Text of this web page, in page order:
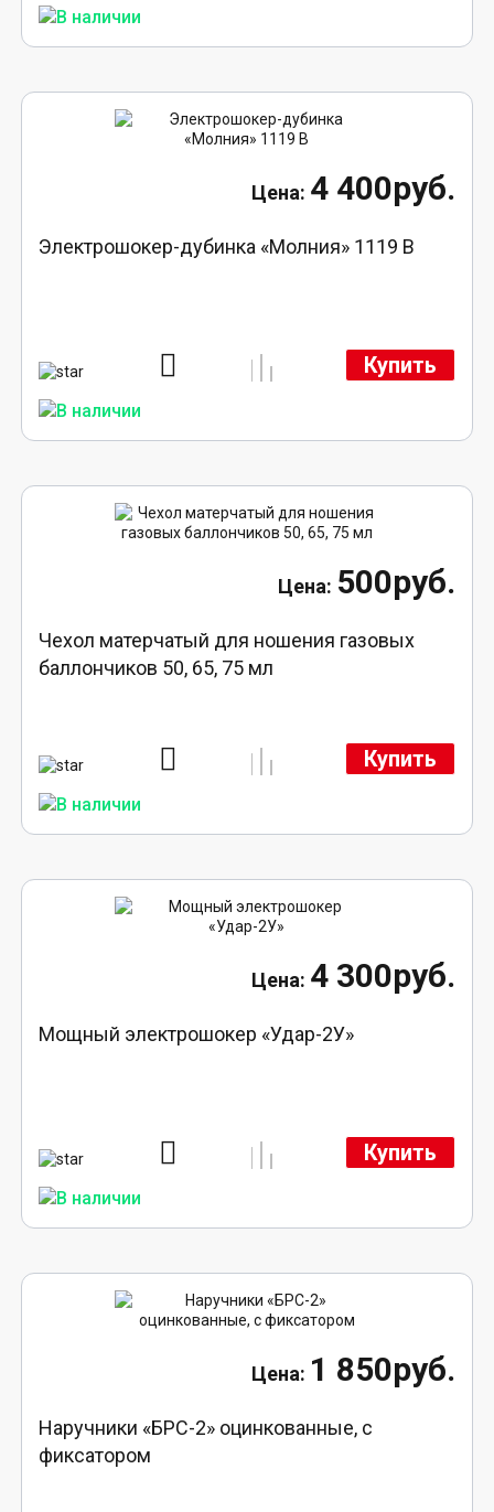
4 400руб.
Электрошокер-дубинка «Молния» 1119 В
Купить
500руб.
Чехол матерчатый для ношения газовых
баллончиков 50, 65, 75 мл
Купить
4 300руб.
Мощный электрошокер «Удар-2У»
Купить
1 850руб.
Наручники «БРС-2» оцинкованные, с
фиксатором